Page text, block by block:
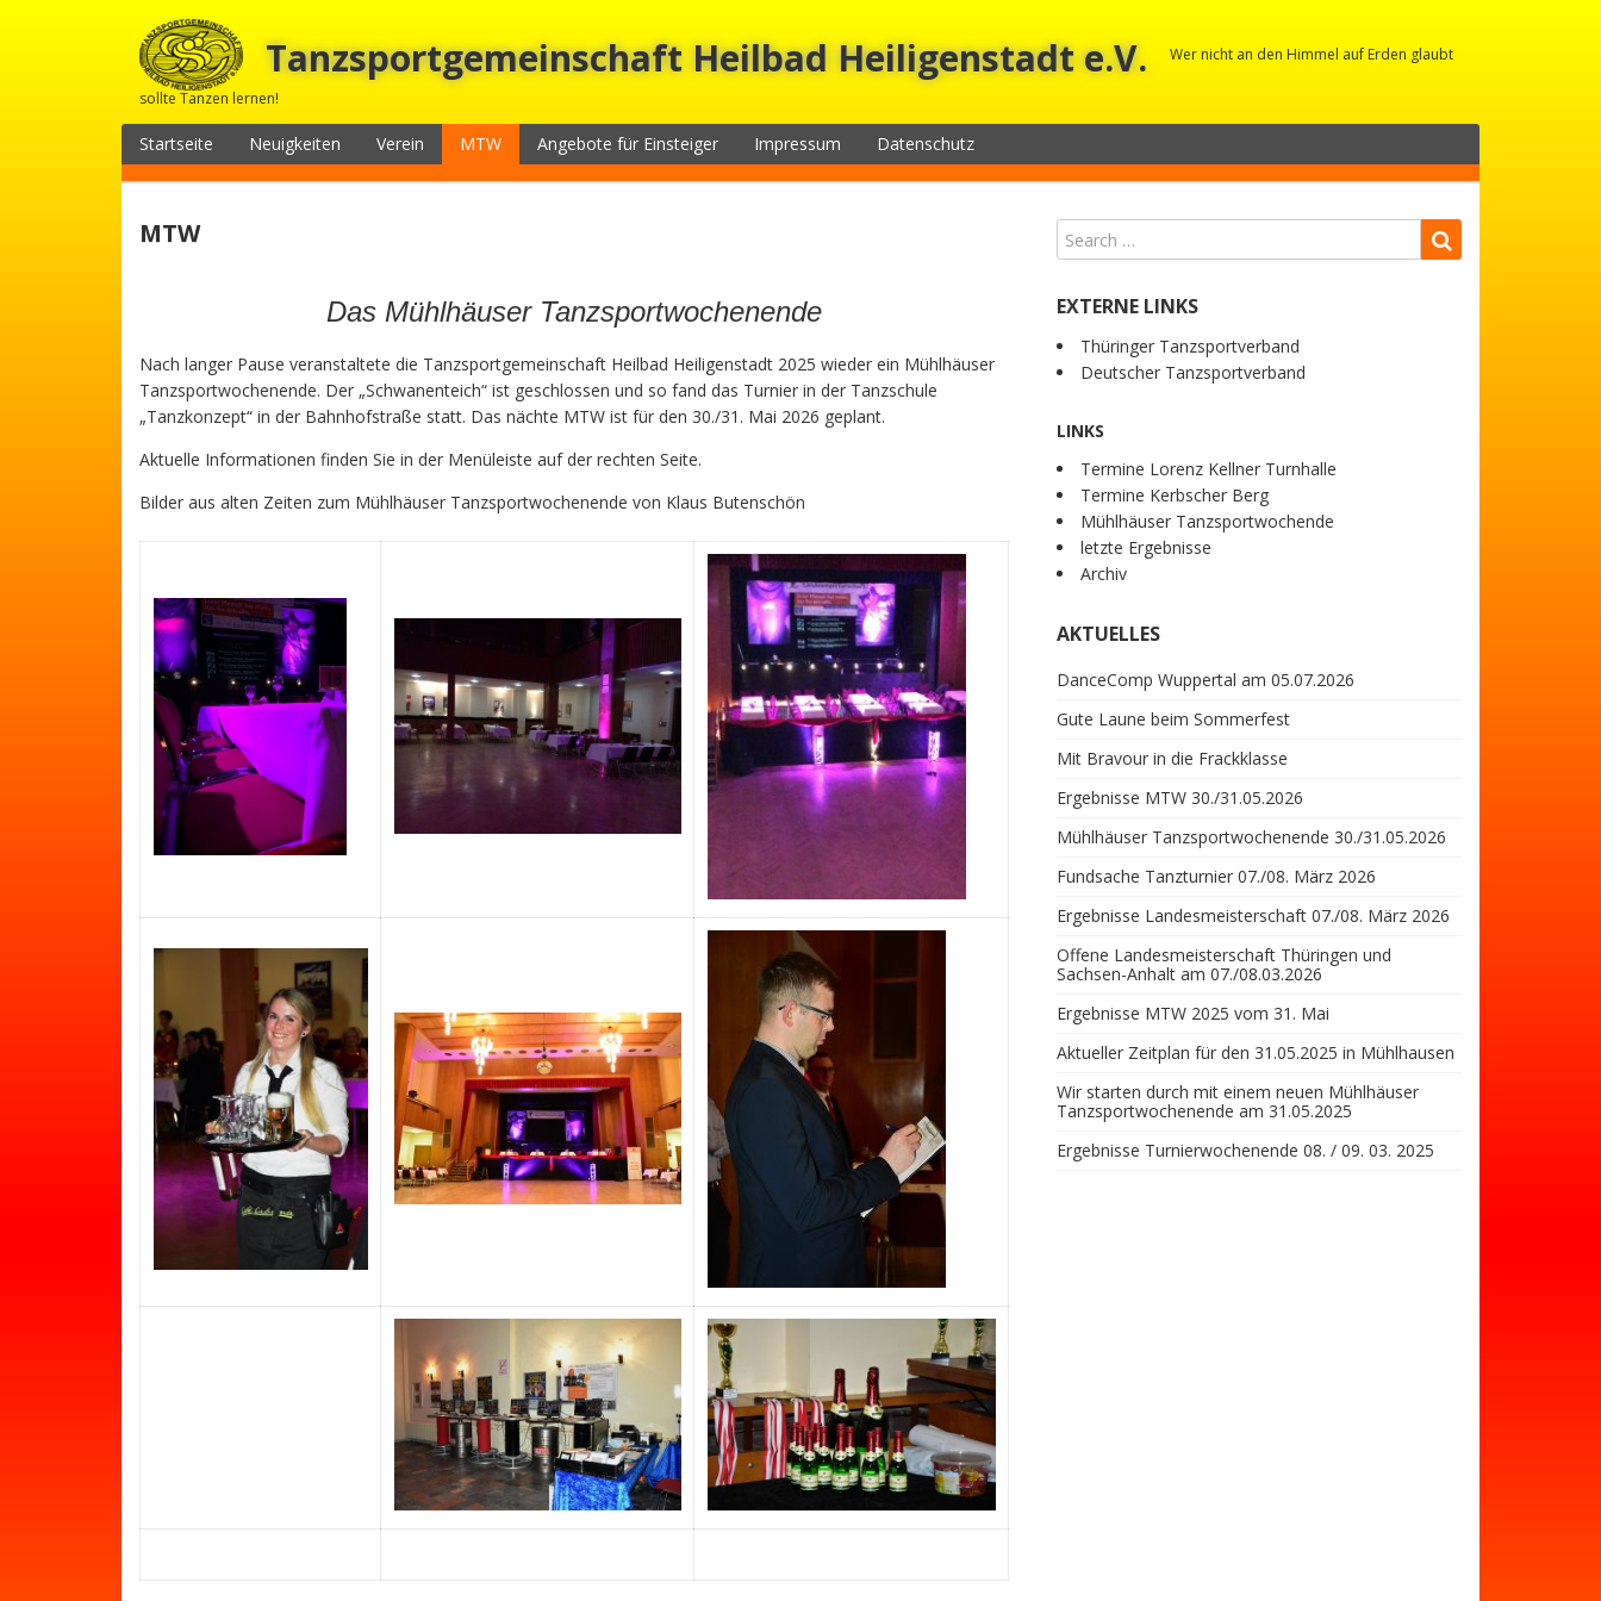
Tanzsportgemeinschaft Heilbad Heiligenstadt e.V. Wer nicht an den Himmel auf Erden glaubt
sollte Tanzen lernen!
Startseite Neuigkeiten Verein MTW Angebote für Einsteiger Impressum Datenschutz
MTW
Das Mühlhäuser Tanzsportwochenende
Nach langer Pause veranstaltete die Tanzsportgemeinschaft Heilbad Heiligenstadt 2025 wieder ein Mühlhäuser
Tanzsportwochenende. Der „Schwanenteich“ ist geschlossen und so fand das Turnier in der Tanzschule
„Tanzkonzept“ in der Bahnhofstraße statt. Das nächte MTW ist für den 30./31. Mai 2026 geplant.
Aktuelle Informationen finden Sie in der Menüleiste auf der rechten Seite.
Bilder aus alten Zeiten zum Mühlhäuser Tanzsportwochenende von Klaus Butenschön
EXTERNE LINKS
Thüringer Tanzsportverband
Deutscher Tanzsportverband
LINKS
Termine Lorenz Kellner Turnhalle
Termine Kerbscher Berg
Mühlhäuser Tanzsportwochende
letzte Ergebnisse
Archiv
AKTUELLES
DanceComp Wuppertal am 05.07.2026
Gute Laune beim Sommerfest
Mit Bravour in die Frackklasse
Ergebnisse MTW 30./31.05.2026
Mühlhäuser Tanzsportwochenende 30./31.05.2026
Fundsache Tanzturnier 07./08. März 2026
Ergebnisse Landesmeisterschaft 07./08. März 2026
Offene Landesmeisterschaft Thüringen und
Sachsen-Anhalt am 07./08.03.2026
Ergebnisse MTW 2025 vom 31. Mai
Aktueller Zeitplan für den 31.05.2025 in Mühlhausen
Wir starten durch mit einem neuen Mühlhäuser
Tanzsportwochenende am 31.05.2025
Ergebnisse Turnierwochenende 08. / 09. 03. 2025